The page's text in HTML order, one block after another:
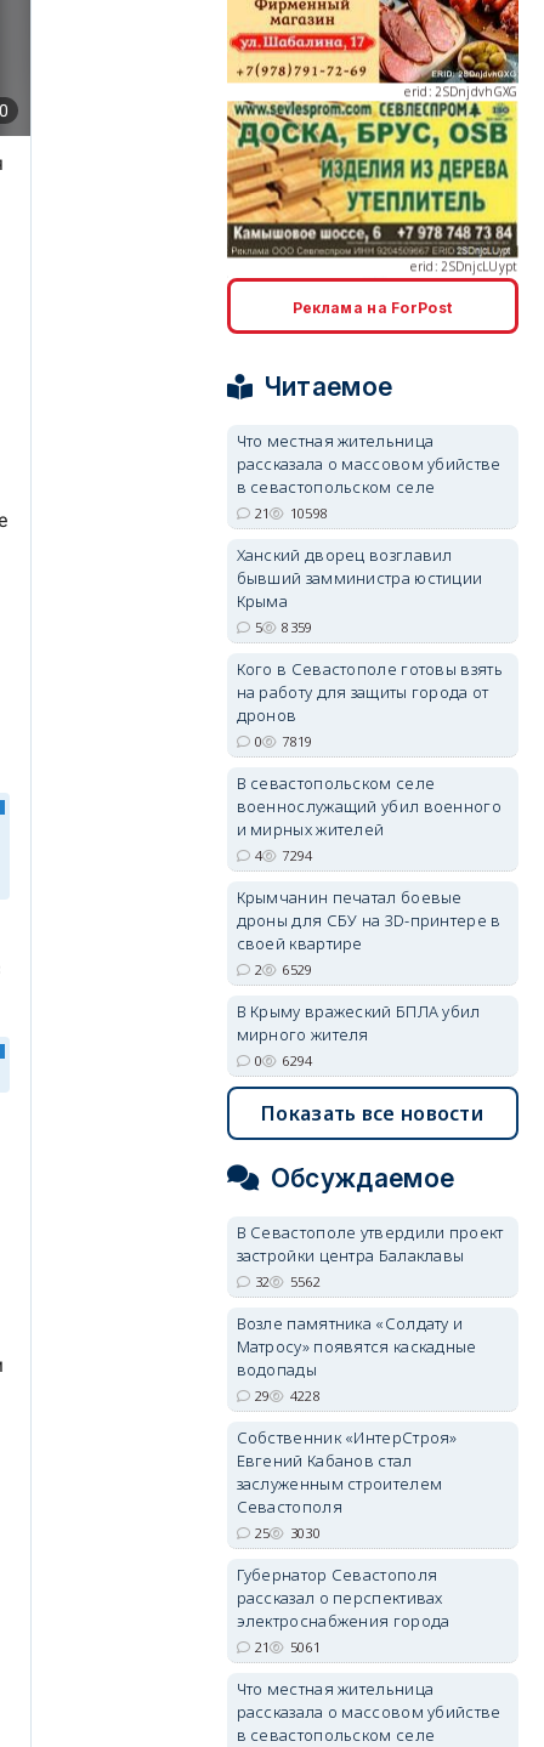
erid: 2SDnjcLUypt
erid: 2SDnjdPjgYS
erid: 2SDnjdvhGXG
Реклама на ForPost
Читаемое
Что местная жительница
рассказала о массовом убийстве
в севастопольском селе
21 10598
Ханский дворец возглавил
бывший замминистра юстиции
Крыма
5 8359
Кого в Севастополе готовы взять
на работу для защиты города от
дронов
0 7819
В севастопольском селе
военнослужащий убил военного
и мирных жителей
4 7294
Крымчанин печатал боевые
дроны для СБУ на 3D-принтере в
своей квартире
2 6529
В Крыму вражеский БПЛА убил
мирного жителя
0 6294
Показать все новости
Обсуждаемое
В Севастополе утвердили проект
застройки центра Балаклавы
32 5562
Возле памятника «Солдату и
Матросу» появятся каскадные
водопады
29 4228
Собственник «ИнтерСтроя»
Евгений Кабанов стал
заслуженным строителем
Севастополя
25 3030
Губернатор Севастополя
рассказал о перспективах
электроснабжения города
21 5061
Что местная жительница
рассказала о массовом убийстве
в севастопольском селе